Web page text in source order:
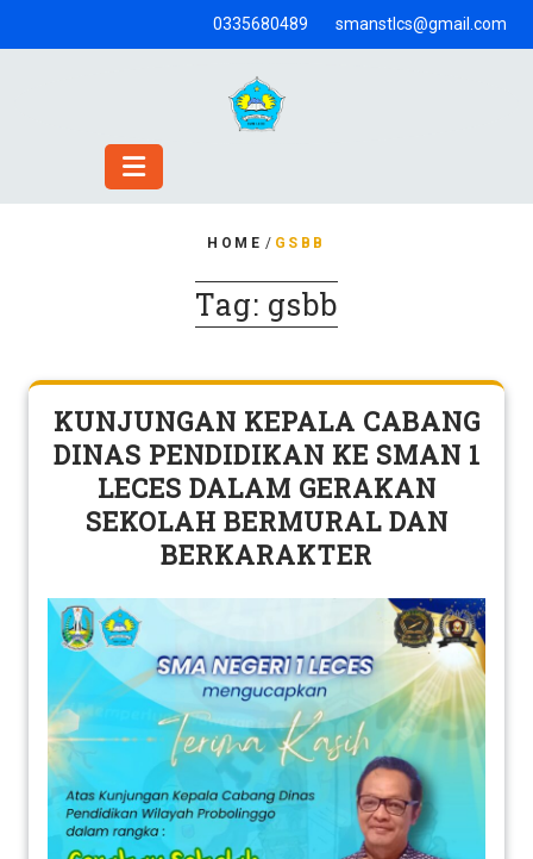
0335680489 smanstlcs@gmail.com
HOME / GSBB
Tag: gsbb
KUNJUNGAN KEPALA CABANG
DINAS PENDIDIKAN KE SMAN 1
LECES DALAM GERAKAN
SEKOLAH BERMURAL DAN
BERKARAKTER